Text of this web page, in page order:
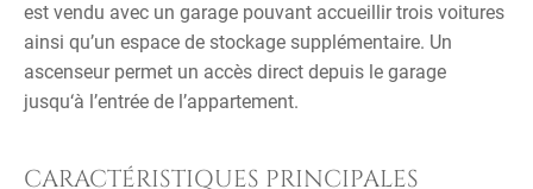
est vendu avec un garage pouvant accueillir trois voitures
ainsi qu’un espace de stockage supplémentaire. Un
ascenseur permet un accès direct depuis le garage
jusqu‘à l’entrée de l’appartement.
CARACTÉRISTIQUES PRINCIPALES